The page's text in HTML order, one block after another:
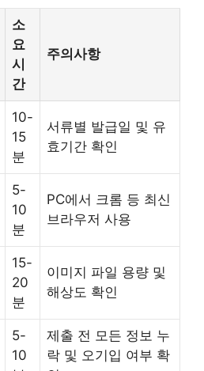
소
요
시
간
주의사항
10-
15
분
서류별 발급일 및 유
효기간 확인
5-
10
분
PC에서 크롬 등 최신
브라우저 사용
15-
20
분
이미지 파일 용량 및
해상도 확인
5-
10
제출 전 모든 정보 누
락 및 오기입 여부 확